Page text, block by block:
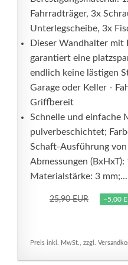
Fahrradträger, 3x
Unterlegscheibe, 3x
Dieser Wandhalter mit
garantiert eine
endlich keine lästigen
Garage oder Keller -
Griffbereit
Schnelle und einfache
pulverbeschichtet;
Schaft-Ausführung
Abmessungen
Materialstärke: 3 mm;...
25,90 EUR −5,00
Preis inkl. MwSt., zzgl.